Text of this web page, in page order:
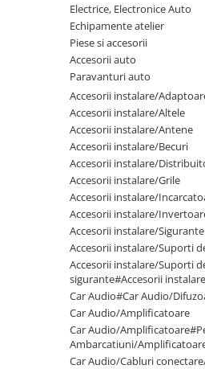
Pachete Audio
Accesorii Sisteme Audio
Cupla carkit
Cupla radio aftermarket
Cupla radio OEM
Inele boxe auto
Rame radio 1DIN
Rame radio 2DIN
Amplificatoare
CD Playere Auto
Conectori Difuzoare
Difuzoare, boxe auto coaxiale
Difuzoare-Sisteme / Componente
Electrice, Electronice Auto
Echipamente atelier
Piese si accesorii
Accesorii auto
Paravanturi auto
Accesorii instalare/
Accesorii instalare/Altele
Accesorii instalare/Antene
Accesorii instalare/Becuri
Accesorii instalare/
Accesorii instalare/Grile
Accesorii instalare/
Accesorii instalare/
Accesorii instalare/Sigurante
Accesorii instalare/Suporti
Accesorii instalare/Suporti
sigurante#Accesorii
Car Audio#Car Audio/
Car Audio/Amplificatoare
Car Audio/
Ambarcatiuni/
Car Audio/Cabluri